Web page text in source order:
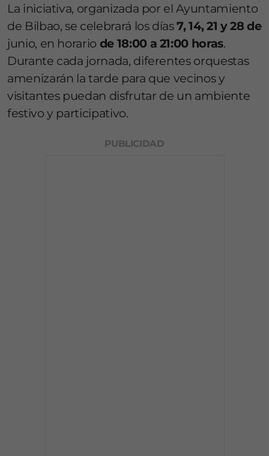
La iniciativa, organizada por el Ayuntamiento
de Bilbao, se celebrará los días7, 14, 21 y 28 de
junio, en horario de 18:00 a 21:00 horas.
Durante cada jornada, diferentes orquestas
amenizarán la tarde para que vecinos y
visitantes puedan disfrutar de un ambiente
festivo y participativo.
PUBLICIDAD